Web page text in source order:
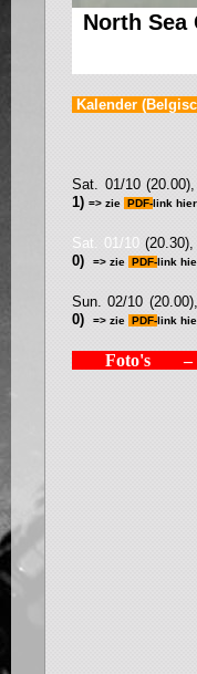
North Sea
Kalender
Sat. 01/10 (20.00),
1) => zie PDF-link
Sat. 01/10
0)
=> zie PDF-link
Sun. 02/10 (20.00),
0)
=> zie PDF-link
Foto's